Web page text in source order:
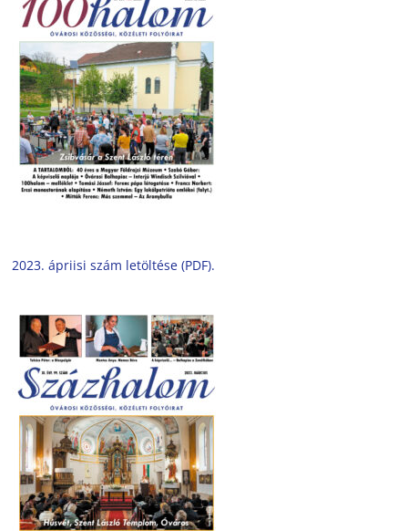
2023. ápriisi szám letöltése (PDF).